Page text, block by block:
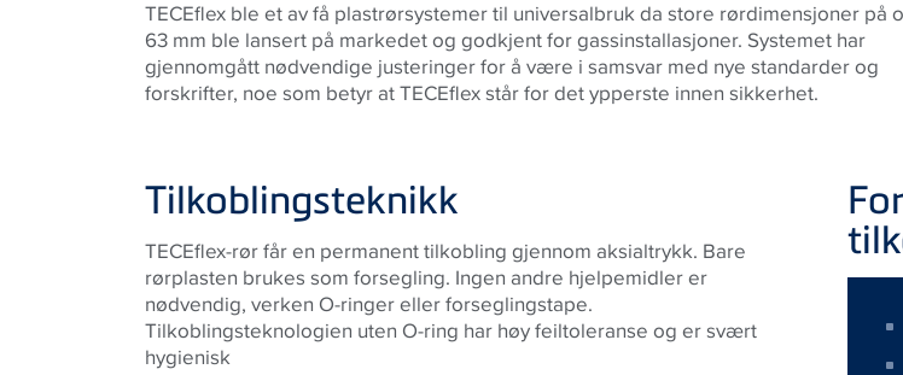
TECEflex ble et av få plastrørsystemer til universalbruk da store rørdimensjoner på
63 mm ble lansert på markedet og godkjent for gassinstallasjoner. Systemet har
gjennomgått nødvendige justeringer for å være i samsvar med nye standarder og
forskrifter, noe som betyr at TECEflex står for det ypperste innen sikkerhet.
Tilkoblingsteknikk
TECEflex-rør får en permanent tilkobling gjennom aksialtrykk. Bare
rørplasten brukes som forsegling. Ingen andre hjelpemidler er
nødvendig, verken O-ringer eller forseglingstape.
Tilkoblingsteknologien uten O-ring har høy feiltoleranse og er svært
hygienisk